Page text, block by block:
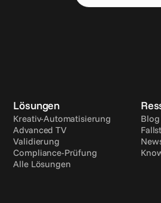
Lösungen
Kreativ-Automatisierung
Advanced TV
Validierung
Compliance-Prüfung
Alle Lösungen
Blog